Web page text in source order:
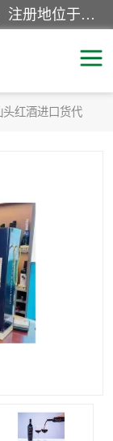
上海青禾贸易有限公司成立于2020年，注册地位于上海市宝山区。经营范围包括：机械设备、五金制品、劳防用品、电子产品、塑胶制品、家具、模具、纺织品、仪器仪表、建筑材料、装饰材料、化工产品、金属制品、机车配件等货物进出口报关、清关服务。
头红酒进口货代
清关
清关